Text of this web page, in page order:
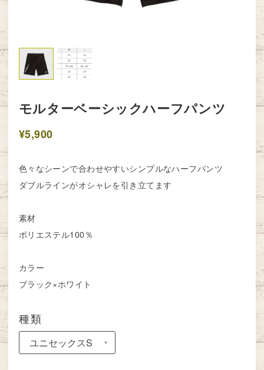
モルターベーシックハーフパンツ
¥5,900
色々なシーンで合わせやすいシンプルなハーフパンツ
ダブルラインがオシャレを引き立てます
素材
ポリエステル100％
カラー
ブラック×ホワイト
種類